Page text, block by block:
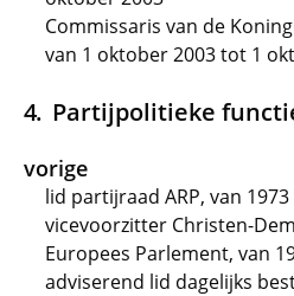
Commissaris van de
van 1 oktober 2003 tot 1
Partijpolitieke
vorige
lid partijraad ARP, van
vicevoorzitter Christen-
Europees Parlement, van
adviserend lid dagelijks